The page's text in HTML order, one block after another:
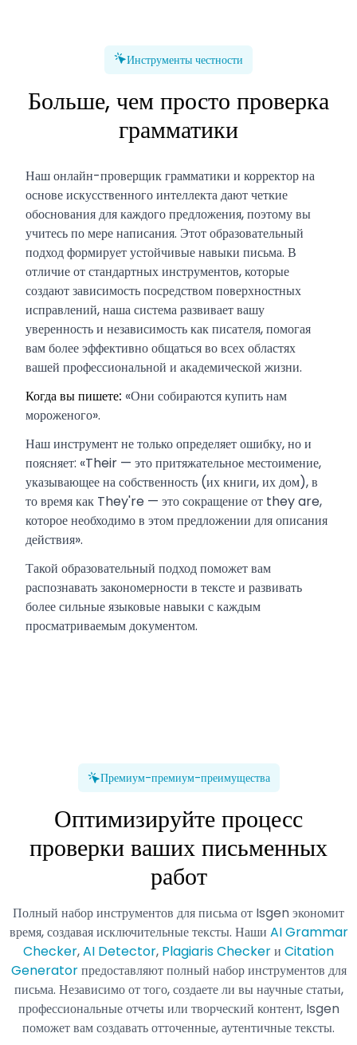
Инструменты честности
Больше, чем просто проверка
грамматики
Наш онлайн-проверщик грамматики и корректор на
основе искусственного интеллекта дают четкие
обоснования для каждого предложения, поэтому вы
учитесь по мере написания. Этот образовательный
подход формирует устойчивые навыки письма. В
отличие от стандартных инструментов, которые
создают зависимость посредством поверхностных
исправлений, наша система развивает вашу
уверенность и независимость как писателя, помогая
вам более эффективно общаться во всех областях
вашей профессиональной и академической жизни.
Когда вы пишете: «Они собираются купить нам
мороженого».
Наш инструмент не только определяет ошибку, но и
поясняет: «Their — это притяжательное местоимение,
указывающее на собственность (их книги, их дом), в
то время как They're — это сокращение от they are,
которое необходимо в этом предложении для описания
действия».
Такой образовательный подход поможет вам
распознавать закономерности в тексте и развивать
более сильные языковые навыки с каждым
просматриваемым документом.
Премиум-премиум-преимущества
Оптимизируйте процесс
проверки ваших письменных
работ
Полный набор инструментов для письма от Isgen экономит
время, создавая исключительные тексты. Наши AI Grammar
Checker,AI Detector, Plagiaris Checkerи Citation
Generatorпредоставляют полный набор инструментов для
письма. Независимо от того, создаете ли вы научные статьи,
профессиональные отчеты или творческий контент, Isgen
поможет вам создавать отточенные, аутентичные тексты.